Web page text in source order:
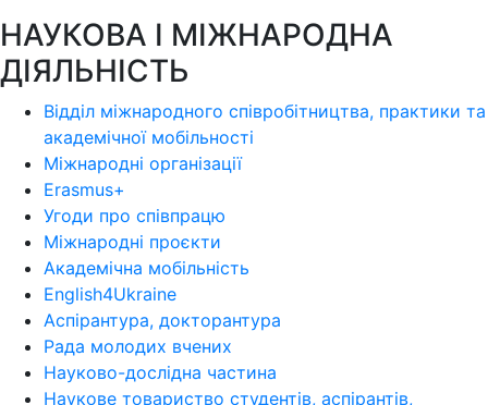
НАУКОВА І МІЖНАРОДНА
ДІЯЛЬНІСТЬ
Відділ міжнародного співробітництва, практики та
академічної мобільності
Міжнародні організації
Erasmus+
Угоди про співпрацю
Міжнародні проєкти
Академічна мобільність
English4Ukraine
Аспірантура, докторантура
Рада молодих вчених
Науково-дослідна частина
Наукове товариство студентів, аспірантів,